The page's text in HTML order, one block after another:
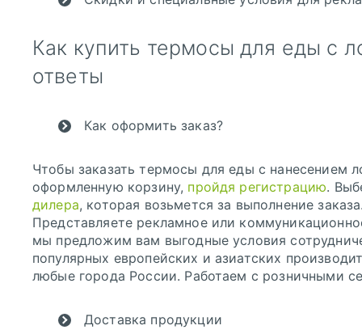
Как купить термосы для еды с
ответы
Как оформить заказ?
Чтобы заказать термосы для еды с нанесением
оформленную корзину, пройдя регистрацию.
дилера, которая возьмется за выполнение
Представляете рекламное или
мы предложим вам выгодные условия
популярных европейских и азиатских
любые города России. Работаем с розничными
Доставка продукции